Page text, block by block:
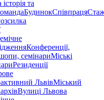
та
БудинокСпівпраця
Конференції,
семінариМіські
Резиденції
ЛьвівМіський
Вулиці Львова